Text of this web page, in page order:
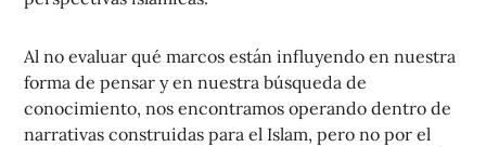
Al no evaluar qué marcos están influyendo en nuestra
forma de pensar y en nuestra búsqueda de
conocimiento, nos encontramos operando dentro de
narrativas construidas para el Islam, pero no por el